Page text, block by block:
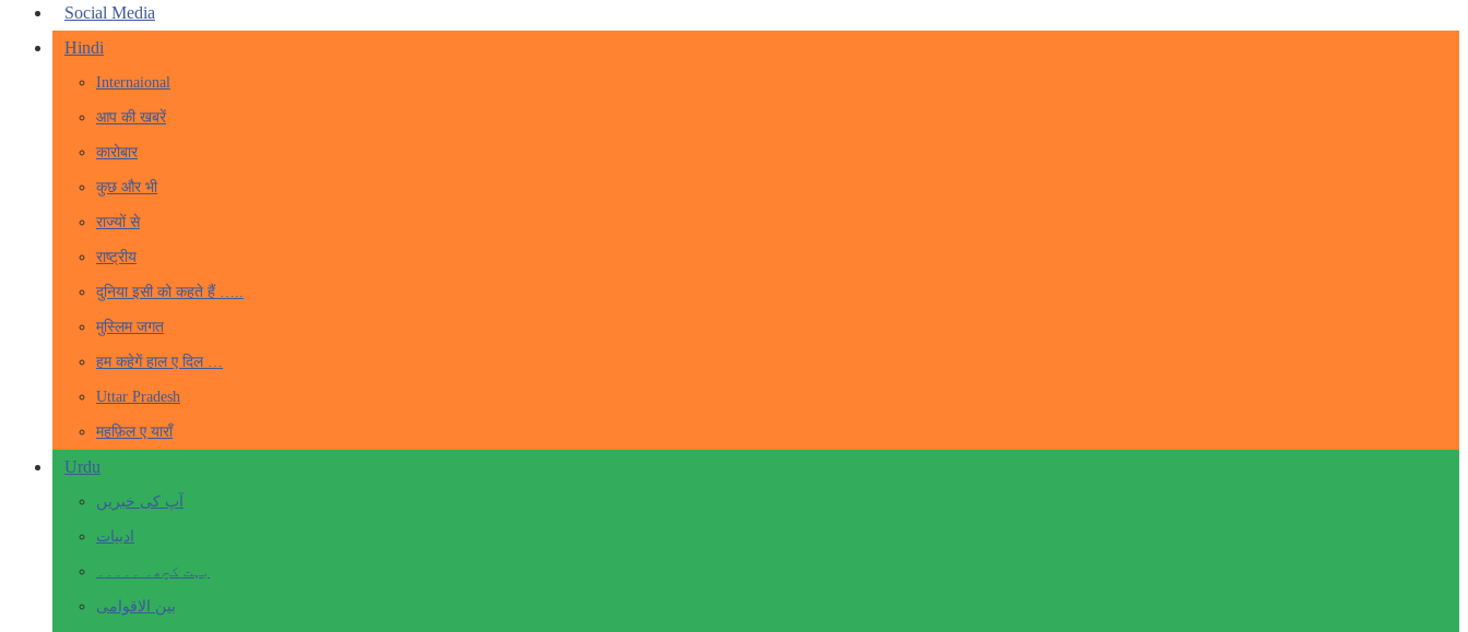
Social Media
Hindi
Internaional
आप की खबरें
कारोबार
कुछ और भी
राज्यों से
राष्ट्रीय
दुनिया इसी को कहते हैं …..
मुस्लिम जगत
हम कहेगें हाल ए दिल …
Uttar Pradesh
महफ़िल ए याराँ
Urdu
آپ کی خبریں
ادبیات
بہت کچھ۔ ۔۔۔۔۔
بین الاقوامی